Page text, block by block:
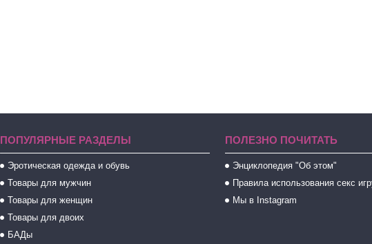
ПОПУЛЯРНЫЕ РАЗДЕЛЫ
Эротическая одежда и обувь
Товары для мужчин
Товары для женщин
Товары для двоих
БАДы
ПОЛЕЗНО ПОЧИТАТЬ
Энциклопедия "Об этом"
Правила использования секс
Мы в Instagram